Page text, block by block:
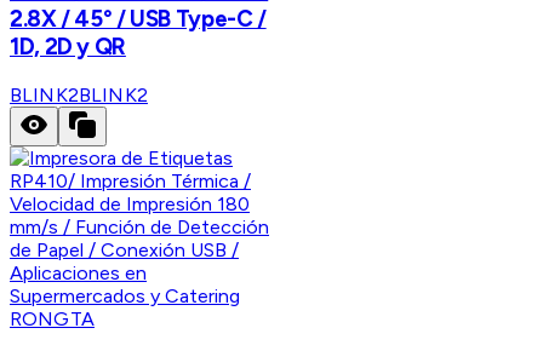
2.8X / 45° / USB Type-C /
1D, 2D y QR
BLINK2BLINK2
RONGTA